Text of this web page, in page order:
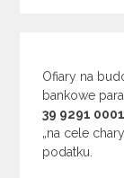
Ofiary na
bankowe
39 9291
„na cele
podatku.